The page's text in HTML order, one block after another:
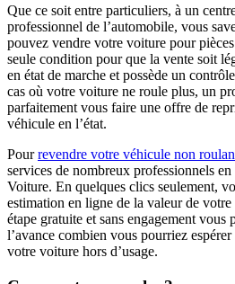
Que ce soit entre particuliers, à un
professionnel de l’automobile, vous
pouvez vendre votre voiture pour
seule condition pour que la vente soit
en état de marche et possède un
cas où votre voiture ne roule plus, un
parfaitement vous faire une offre de
véhicule en l’état.
Pourrevendre votre véhicule non
services de nombreux professionnels
Voiture. En quelques clics seulement,
estimation en ligne de la valeur de
étape gratuite et sans engagement vous
l’avance combien vous pourriez
votre voiture hors d’usage.